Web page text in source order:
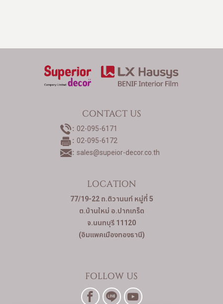
CONTACT US
02-095-6171
02-095-6172
sales@supeior-decor.co.th
LOCATION
77/19-22 ถ.ติวานนท์ หมู่ที่ 5
ต.บ้านใหม่ อ.ปากเกร็ด
จ.นนทบุรี 11120
(อิมแพคเมืองทองธานี)
FOLLOW US